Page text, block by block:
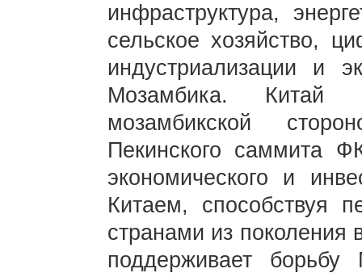
инфраструктура,
сельское хозяйство,
индустриализации и
Мозамбика. Китай
мозамбикской
Пекинского саммита
экономического и
Китаем, способствуя
странами из поколения
поддерживает